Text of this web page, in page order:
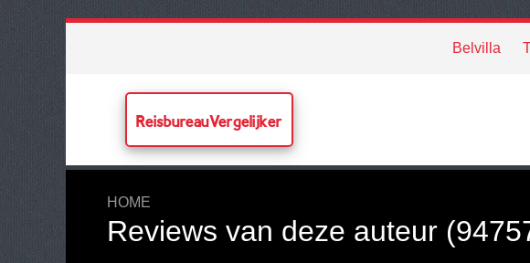
Belvilla
ReisbureauVergelijker
HOME
Reviews van deze auteur